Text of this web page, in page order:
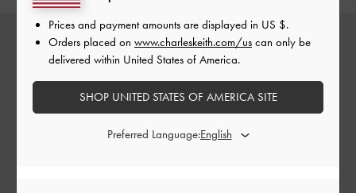
Prices and payment amounts are displayed in US $.
Orders placed on www.charleskeith.com/us can only be
delivered within United States of America.
SHOP UNITED STATES OF AMERICA SITE
Preferred Language: